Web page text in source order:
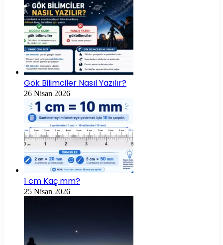
Gök Bilimciler Nasıl Yazılır?
26 Nisan 2026
1 cm Kaç mm?
25 Nisan 2026